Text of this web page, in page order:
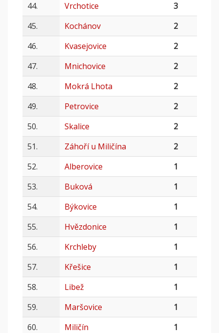
44.
Vrchotice
3
45.
Kochánov
2
46.
Kvasejovice
2
47.
Mnichovice
2
48.
Mokrá Lhota
2
49.
Petrovice
2
50.
Skalice
2
51.
Záhoří u Miličína
2
52.
Alberovice
1
53.
Buková
1
54.
Býkovice
1
55.
Hvězdonice
1
56.
Krchleby
1
57.
Křešice
1
58.
Libež
1
59.
Maršovice
1
60.
Miličín
1